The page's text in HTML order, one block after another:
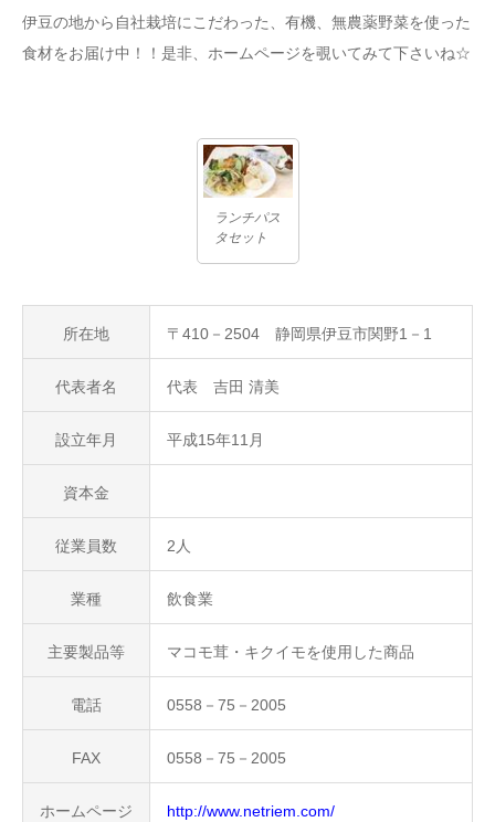
伊豆の地から自社栽培にこだわった、有機、無農薬野菜を使った
食材をお届け中！！是非、ホームページを覗いてみて下さいね☆
ランチパス
タセット
所在地 〒410－2504 静岡県伊豆市関野1－1
代表者名 代表 吉田 清美
設立年月 平成15年11月
資本金
従業員数 2人
業種 飲食業
主要製品等 マコモ茸・キクイモを使用した商品
電話 0558－75－2005
FAX 0558－75－2005
ホームページ http://www.netriem.com/